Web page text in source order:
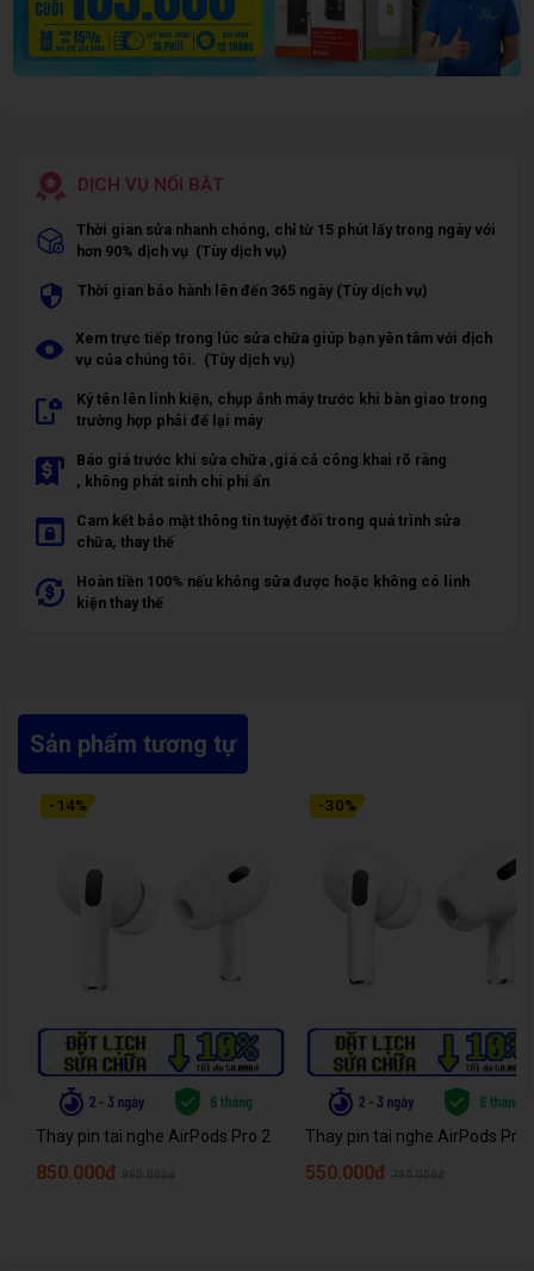
DỊCH VỤ NỔI BẬT
Thời gian sửa nhanh chóng, chỉ từ 15 phút lấy trong ngày với
hơn 90% dịch vụ (Tùy dịch vụ)
Thời gian bảo hành lên đến 365 ngày (Tùy dịch vụ)
Xem trực tiếp trong lúc sửa chữa giúp bạn yên tâm với dịch
vụ của chúng tôi. (Tùy dịch vụ)
Ký tên lên linh kiện, chụp ảnh máy trước khi bàn giao trong
trường hợp phải để lại máy
Báo giá trước khi sửa chữa ,giá cả công khai rõ ràng
, không phát sinh chi phí ẩn
Cam kết bảo mật thông tin tuyệt đối trong quá trình sửa
chữa, thay thế
Hoàn tiền 100% nếu không sửa được hoặc không có linh
kiện thay thế
Sản phẩm tương tự
- 14%
Thay pin tai nghe AirPods Pro 2
850.000đ
- 30%
Thay pin tai nghe AirPods Pro
550.000đ